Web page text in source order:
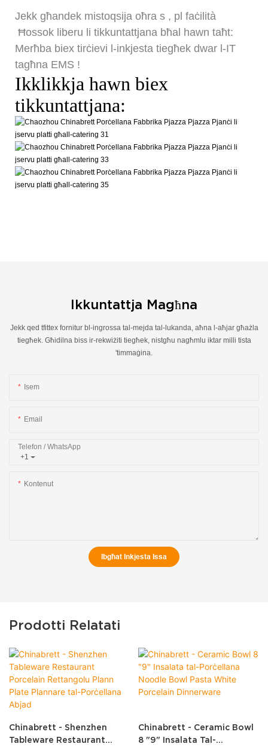
Jekk għandek mistoqsija oħra s , pl faċilità
Ħossok liberu li tikkuntattjana bħal hawn taħt:
Merħba biex tirċievi l-inkjesta tiegħek dwar l-IT
tagħna EMS !
Ikklikkja hawn biex
tikkuntattjana:
Ikkuntattja Magħna
Jekk qed tfittex fornitur bl-ingrossa tal-mejda tal-lukanda, aħna l-aħjar għażla
tiegħek. Għidilna biss ir-rekwiżiti tiegħek, nistgħu nagħmlu iktar milli tista
'timmaġina.
Isem
Email
+1
Telefon / WhatsApp
Kontenut
Ibgħat Inkjesta Issa
Prodotti Relatati
Chinabrett - Shenzhen
Tableware Restaurant
Chinabrett - Ceramic Bowl
8 "9" Insalata Tal-